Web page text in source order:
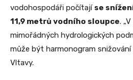
vodohospodáři počítají se
11,9 metrů vodního sloupce.
mimořádných hydrologických
může být harmonogram snižování
Vltavy.